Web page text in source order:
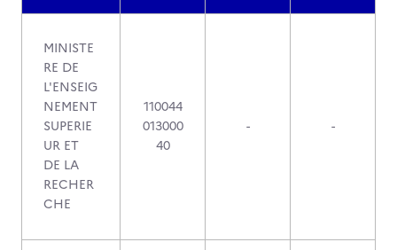
MINISTE
RE DE
L'ENSEIG
NEMENT
SUPERIE
UR ET
DE LA
RECHER
CHE
110044
013000
40
- -